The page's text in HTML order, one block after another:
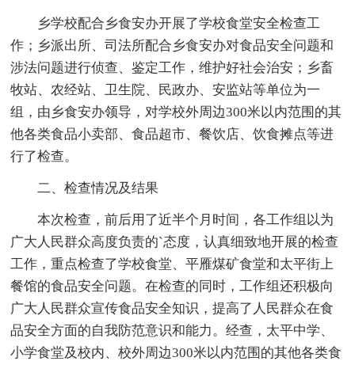
乡学校配合乡食安办开展了学校食堂安全检查工
作；乡派出所、司法所配合乡食安办对食品安全问题和
涉法问题进行侦查、鉴定工作，维护好社会治安；乡畜
牧站、农经站、卫生院、民政办、安监站等单位为一
组，由乡食安办领导，对学校外周边300米以内范围的其
他各类食品小卖部、食品超市、餐饮店、饮食摊点等进
行了检查。
二、检查情况及结果
本次检查，前后用了近半个月时间，各工作组以为
广大人民群众高度负责的`态度，认真细致地开展的检查
工作，重点检查了学校食堂、平雁煤矿食堂和太平街上
餐馆的食品安全问题。在检查的同时，工作组还积极向
广大人民群众宣传食品安全知识，提高了人民群众在食
品安全方面的自我防范意识和能力。经查，太平中学、
小学食堂及校内、校外周边300米以内范围的其他各类食